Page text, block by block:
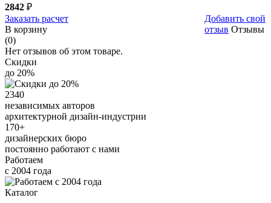
2842 ₽
Заказать расчет
В корзину
Добавить свой
отзыв Отзывы
(0)
Нет отзывов об этом товаре.
Скидки
до 20%
2340
независимых авторов
архитектурной дизайн-индустрии
170+
дизайнерских бюро
постоянно работают с нами
Работаем
с 2004 года
Каталог